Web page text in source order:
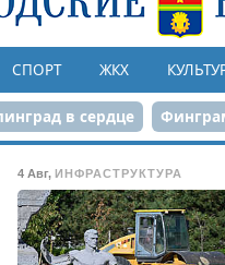
СПОРТ ЖКХ
в сердце
80-летие Победы
4 Авг, ИНФРАСТРУКТУРА